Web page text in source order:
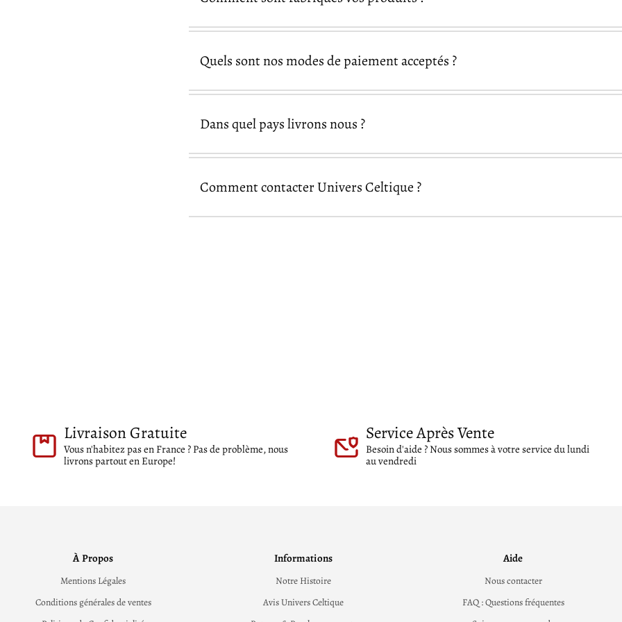
Quels sont nos modes de paiement acceptés ?
PayPal Google Pay
Dans quel pays livrons nous ?
nos produits accessibles partout dans le monde
Comment contacter Univers Celtique ?
Livraison Gratuite
Vous n'habitez pas en France ? Pas de problème, nous
livrons partout en Europe!
Service Après Vente
Besoin d'aide ? Nous sommes à votre service du lundi
au vendredi
À Propos
Mentions Légales
Conditions générales de ventes
Informations
Notre Histoire
Avis Univers Celtique
Aide
Nous contacter
FAQ : Questions fréquentes